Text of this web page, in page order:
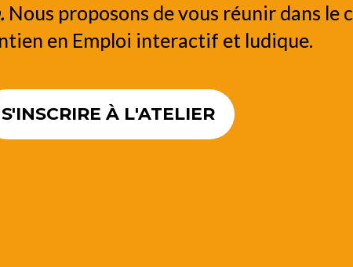
Nous proposons de vous réunir dans le
en Emploi interactif et ludique.
S'INSCRIRE À L'ATELIER